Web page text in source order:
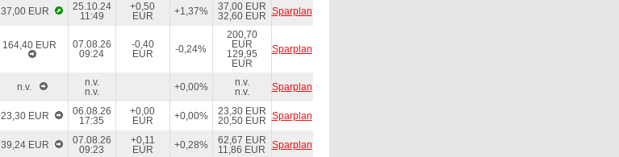
37,00 EUR
25.10.24
11:49
+0,50
EUR
+1,37%
37,00 EUR
32,60 EUR Sparplan
164,40 EUR
07.08.26
09:24
-0,40
EUR
-0,24%
200,70
EUR
129,95
EUR
Sparplan
n.v.
n.v.
n.v.
+0,00%
n.v.
n.v.
Sparplan
23,30 EUR
06.08.26
17:35
+0,00
EUR
+0,00%
23,30 EUR
20,50 EUR Sparplan
39,24 EUR
07.08.26
09:23
+0,11
EUR
+0,28%
62,67 EUR
11,86 EUR
Sparplan